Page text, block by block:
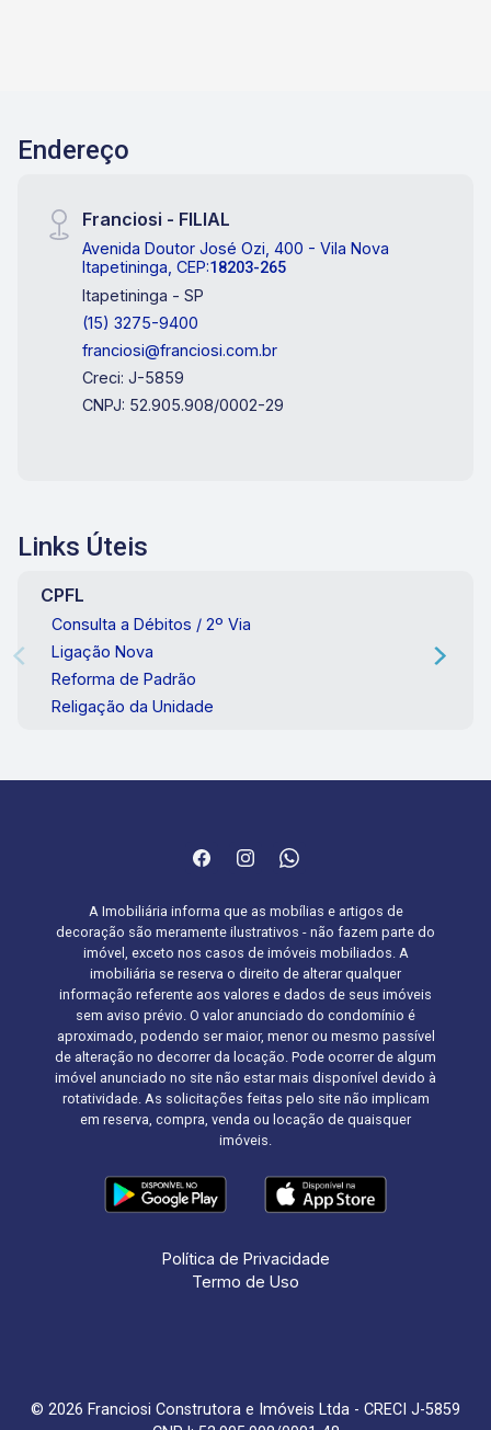
Endereço
Franciosi - FILIAL
Avenida Doutor José Ozi, 400 - Vila Nova
Itapetininga, CEP:18203-265
Itapetininga - SP
(15) 3275-9400
franciosi@franciosi.com.br
Creci: J-5859
CNPJ: 52.905.908/0002-29
Links Úteis
CPFL
Consulta a Débitos / 2º Via
Ligação Nova
Reforma de Padrão
Religação da Unidade
A Imobiliária informa que as mobílias e artigos de
decoração são meramente ilustrativos - não fazem parte do
imóvel, exceto nos casos de imóveis mobiliados. A
imobiliária se reserva o direito de alterar qualquer
informação referente aos valores e dados de seus imóveis
sem aviso prévio. O valor anunciado do condomínio é
aproximado, podendo ser maior, menor ou mesmo passível
de alteração no decorrer da locação. Pode ocorrer de algum
imóvel anunciado no site não estar mais disponível devido à
rotatividade. As solicitações feitas pelo site não implicam
em reserva, compra, venda ou locação de quaisquer
imóveis.
Política de Privacidade
Termo de Uso
© 2026 Franciosi Construtora e Imóveis Ltda - CRECI J-5859